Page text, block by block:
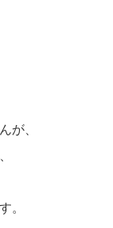
が、
。